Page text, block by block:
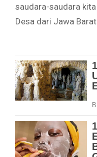
saudara-saudara
Desa dari Jawa